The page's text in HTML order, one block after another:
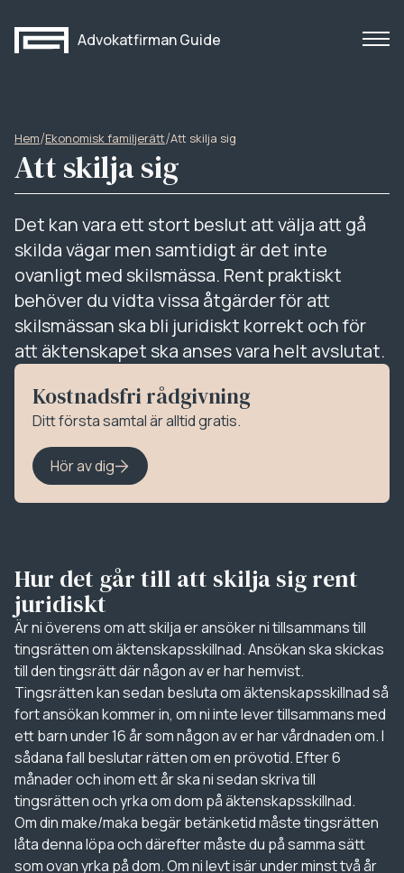
Advokatfirman Guide
Hem/Ekonomisk familjerätt/Att skilja sig
Att skilja sig
Det kan vara ett stort beslut att välja att gå
skilda vägar men samtidigt är det inte
ovanligt med skilsmässa. Rent praktiskt
behöver du vidta vissa åtgärder för att
skilsmässan ska bli juridiskt korrekt och för
att äktenskapet ska anses vara helt avslutat.
Kostnadsfri rådgivning
Ditt första samtal är alltid gratis.
Hör av dig
Hur det går till att skilja sig rent
juridiskt
Är ni överens om att skilja er ansöker ni tillsammans till
tingsrätten om äktenskapsskillnad. Ansökan ska skickas
till den tingsrätt där någon av er har hemvist.
Tingsrätten kan sedan besluta om äktenskapsskillnad så
fort ansökan kommer in, om ni inte lever tillsammans med
ett barn under 16 år som någon av er har vårdnaden om. I
sådana fall beslutar rätten om en prövotid. Efter 6
månader och inom ett år ska ni sedan skriva till
tingsrätten och yrka om dom på äktenskapsskillnad.
Om din make/maka begär betänketid måste tingsrätten
låta denna löpa och därefter måste du på samma sätt
som ovan yrka på dom. Om ni levt isär under minst två år